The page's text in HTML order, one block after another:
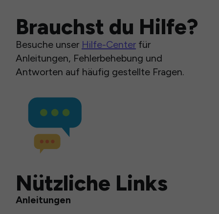
Brauchst du Hilfe?
Besuche unser Hilfe-Center für
Anleitungen, Fehlerbehebung und
Antworten auf häufig gestellte Fragen.
Nützliche Links
Anleitungen